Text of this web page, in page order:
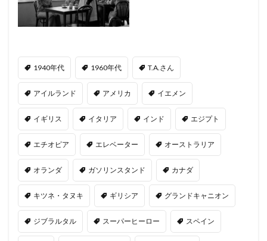
1940年代 1960年代 T.A.さん
アイルランド アメリカ イエメン
イギリス イタリア インド エジプト
エチオピア エレベーター オーストラリア
オランダ ガソリンスタンド カナダ
キツネ・タヌキ ギリシア グランドキャニオン
ジブラルタル スーパーヒーロー スペイン